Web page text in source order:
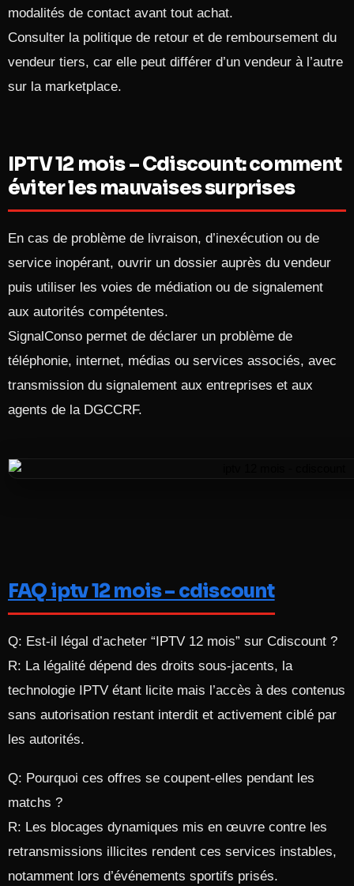
modalités de contact avant tout achat.
Consulter la politique de retour et de remboursement du
vendeur tiers, car elle peut différer d’un vendeur à l’autre
sur la marketplace.
IPTV 12 mois – Cdiscount: comment
éviter les mauvaises surprises
En cas de problème de livraison, d’inexécution ou de
service inopérant, ouvrir un dossier auprès du vendeur
puis utiliser les voies de médiation ou de signalement
aux autorités compétentes.
SignalConso permet de déclarer un problème de
téléphonie, internet, médias ou services associés, avec
transmission du signalement aux entreprises et aux
agents de la DGCCRF.
FAQ iptv 12 mois – cdiscount
Q: Est‑il légal d’acheter “IPTV 12 mois” sur Cdiscount ?
R: La légalité dépend des droits sous‑jacents, la
technologie IPTV étant licite mais l’accès à des contenus
sans autorisation restant interdit et activement ciblé par
les autorités.
Q: Pourquoi ces offres se coupent‑elles pendant les
matchs ?
R: Les blocages dynamiques mis en œuvre contre les
retransmissions illicites rendent ces services instables,
notamment lors d’événements sportifs prisés.